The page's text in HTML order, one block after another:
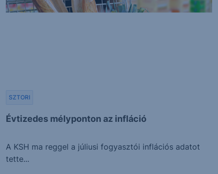
Évtizedes mélyponton az infláció
SZTORI
A KSH ma reggel a júliusi fogyasztói inflációs adatot
tette...